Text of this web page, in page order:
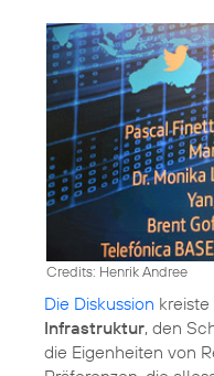
Credits: Henrik Andree
Die Diskussion
Infrastruktur, den
die Eigenheiten von